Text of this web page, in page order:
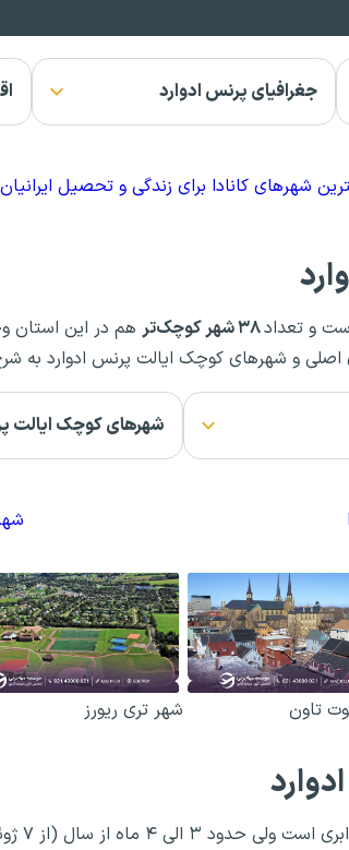
جغرافیای پرنس ادوارد
شهرهای کانادا برای زندگی و تحصیل ایرانیان
و تعداد
هم در این استان
و شهرهای کوچک ایالت پرنس ادوارد به
شهرهای کوچک ایالت
تاون شهر تری ریورز